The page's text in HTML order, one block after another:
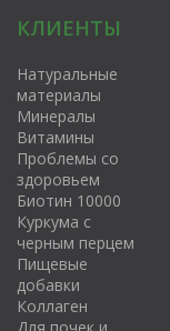
КЛИЕНТЫ
Натуральные
материалы
Минералы
Витамины
Проблемы со
здоровьем
Биотин 10000
Куркума с
черным перцем
Пищевые
добавки
Коллаген